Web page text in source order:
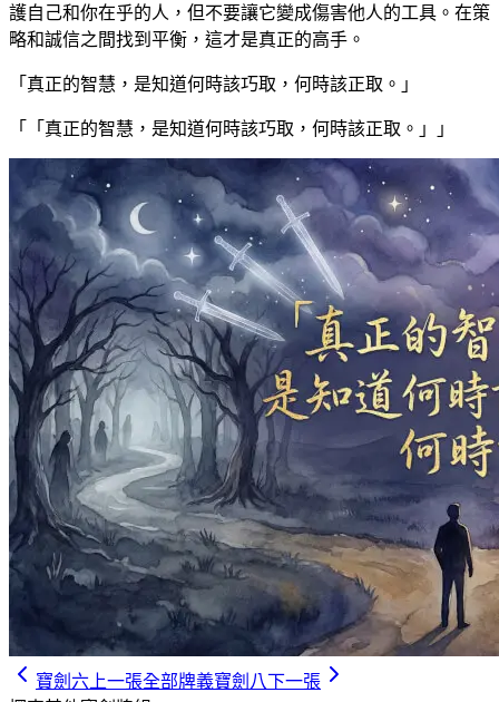
護自己和你在乎的人，但不要讓它變成傷害他人的工具。在策
略和誠信之間找到平衡，這才是真正的高手。
「真正的智慧，是知道何時該巧取，何時該正取。」
「 「真正的智慧，是知道何時該巧取，何時該正取。」 」
寶劍六 上一張全部牌義寶劍八下一張